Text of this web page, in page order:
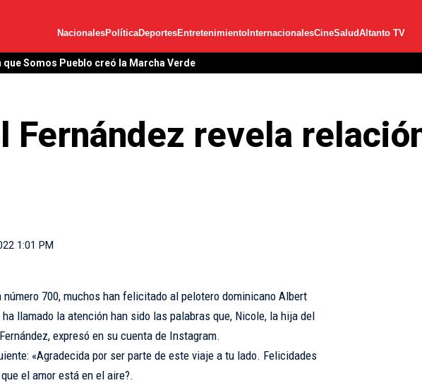
NacionalesPolíticaDeportesEntretenimiento InternacionalesCineSaludAltanto TV
que Somos Pueblo creó la Marcha Verde
Fernández revela
1:01 PM
número 700, muchos han felicitado al pelotero dominicano Albert
llamado la atención han sido las palabras que, Nicole, la hija del
expresó en su cuenta de Instagram.
«Agradecida por ser parte de este viaje a tu lado. Felicidades
el amor está en el aire?.